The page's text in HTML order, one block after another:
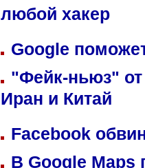
любой хакер
Google
"Фейк-ньюз" от
Иран и Китай
Facebook
В Google Maps